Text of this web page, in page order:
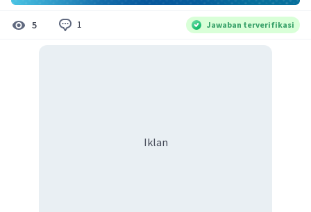
5 1 Jawaban terverifikasi
Iklan